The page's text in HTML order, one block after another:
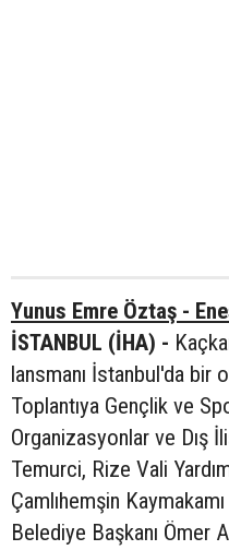
Yunus Emre Öztaş -
İSTANBUL (İHA) -
lansmanı İstanbul'da bir
Toplantıya Gençlik ve
Organizasyonlar ve Dış
Temurci, Rize Vali
Çamlıhemşin
Belediye Başkanı Ömer